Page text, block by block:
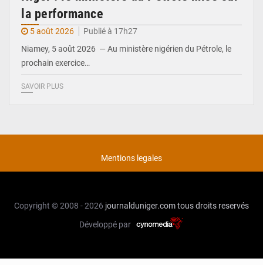
la performance
5 août 2026
Publié à 17h27
Niamey, 5 août 2026 — Au ministère nigérien du Pétrole, le
prochain exercice…
SAVOIR PLUS
Mentions legales
Copyright © 2008 - 2026 journalduniger.comtous droits reservés
Développé par